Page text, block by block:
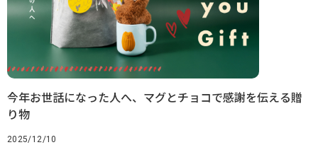
今年お世話になった人へ、マグとチョコで感謝を伝える贈
り物
2025/12/10